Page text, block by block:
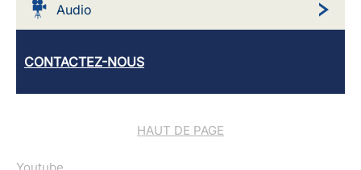
Audio
CONTACTEZ-NOUS
HAUT DE PAGE